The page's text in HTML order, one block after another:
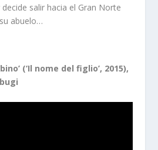
salir hacia el Gran Norte
abuelo…
(‘Il nome del figlio’, 2015),